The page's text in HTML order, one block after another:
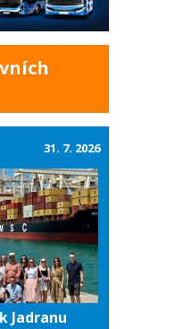
Jadranu
31. 7. 2026